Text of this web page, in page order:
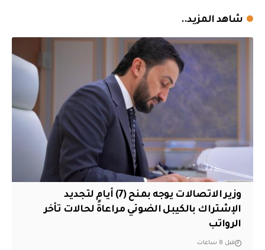
شاهد المزيد..
وزير الاتصالات يوجه بمنح (7) أيام لتجديد
الإشتراك بالكيبل الضوئي مراعاةً لحالات تأخر
الرواتب
قبل 8 ساعات